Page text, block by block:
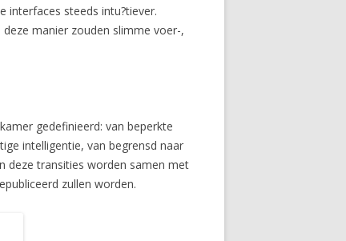
interfaces steeds intu?tiever.
manier zouden slimme voer-,
gedefinieerd: van beperkte
intelligentie, van begrensd naar
deze transities worden samen met
zullen worden.